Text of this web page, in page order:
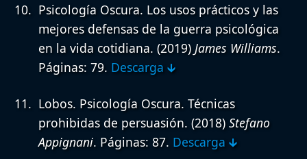
Psicología Oscura. Los usos prácticos y las
mejores defensas de la guerra psicológica
en la vida cotidiana. (2019) James Williams.
Páginas: 79. Descarga 🡳
Lobos. Psicología Oscura. Técnicas
prohibidas de persuasión. (2018) Stefano
Appignani. Páginas: 87. Descarga 🡳